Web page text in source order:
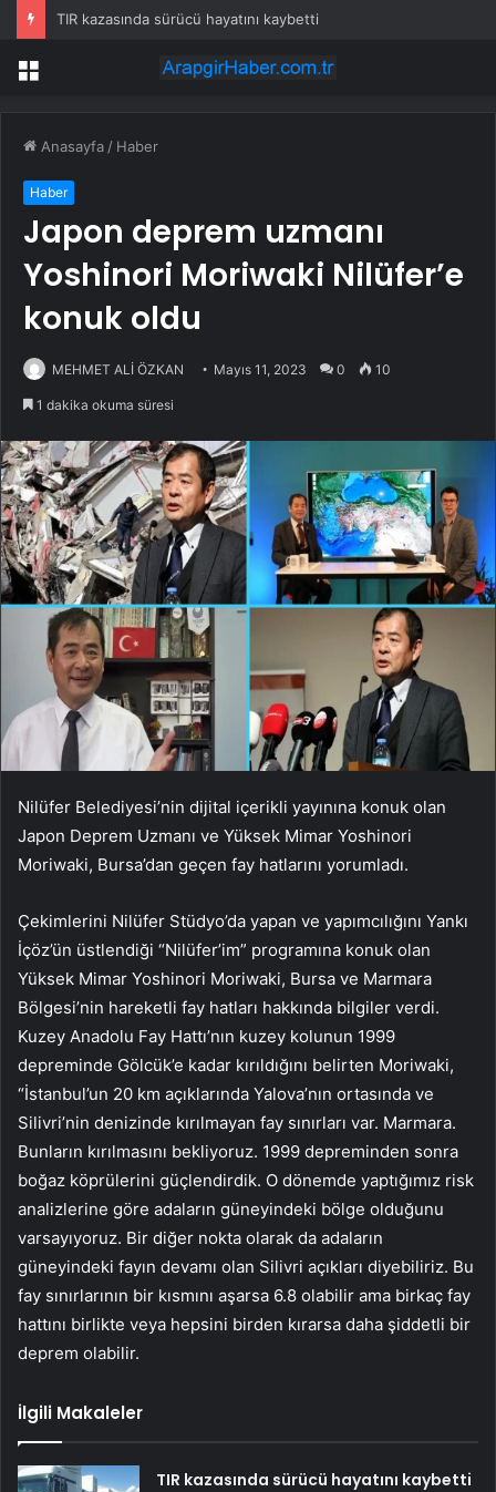
TIR kazasında sürücü hayatını kaybetti
Menü
Anasayfa / Haber
Haber
Japon deprem uzmanı
Yoshinori Moriwaki Nilüfer’e
konuk oldu
MEHMET ALİ ÖZKAN Mayıs 11, 2023 0 10
1 dakika okuma süresi
Nilüfer Belediyesi’nin dijital içerikli yayınına konuk olan
Japon Deprem Uzmanı ve Yüksek Mimar Yoshinori
Moriwaki, Bursa’dan geçen fay hatlarını yorumladı.
Çekimlerini Nilüfer Stüdyo’da yapan ve yapımcılığını Yankı
İçöz’ün üstlendiği “Nilüfer’im” programına konuk olan
Yüksek Mimar Yoshinori Moriwaki, Bursa ve Marmara
Bölgesi’nin hareketli fay hatları hakkında bilgiler verdi.
Kuzey Anadolu Fay Hattı’nın kuzey kolunun 1999
depreminde Gölcük’e kadar kırıldığını belirten Moriwaki,
“İstanbul’un 20 km açıklarında Yalova’nın ortasında ve
Silivri’nin denizinde kırılmayan fay sınırları var. Marmara.
Bunların kırılmasını bekliyoruz. 1999 depreminden sonra
boğaz köprülerini güçlendirdik. O dönemde yaptığımız risk
analizlerine göre adaların güneyindeki bölge olduğunu
varsayıyoruz. Bir diğer nokta olarak da adaların
güneyindeki fayın devamı olan Silivri açıkları diyebiliriz. Bu
fay sınırlarının bir kısmını aşarsa 6.8 olabilir ama birkaç fay
hattını birlikte veya hepsini birden kırarsa daha şiddetli bir
deprem olabilir.
İlgili Makaleler
TIR kazasında sürücü hayatını kaybetti